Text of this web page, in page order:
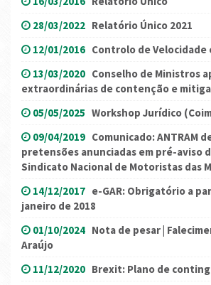
28/03/2022 Relatório Único 2021
12/01/2016 Controlo de Velocidade
13/03/2020 Conselho de Ministros
extraordinárias de contenção e
05/05/2025 Workshop Jurídico
09/04/2019 Comunicado: ANTRAM
pretensões anunciadas em pré-aviso
Sindicato Nacional de Motoristas das
14/12/2017 e-GAR: Obrigatório a
janeiro de 2018
01/10/2024 Nota de pesar |
Araújo
11/12/2020 Brexit: Plano de